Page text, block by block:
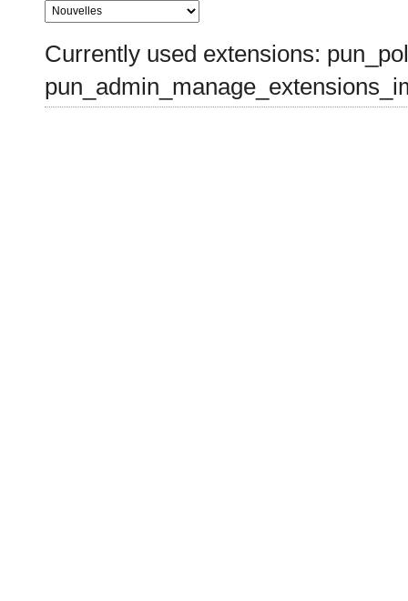
Currently used extensions: